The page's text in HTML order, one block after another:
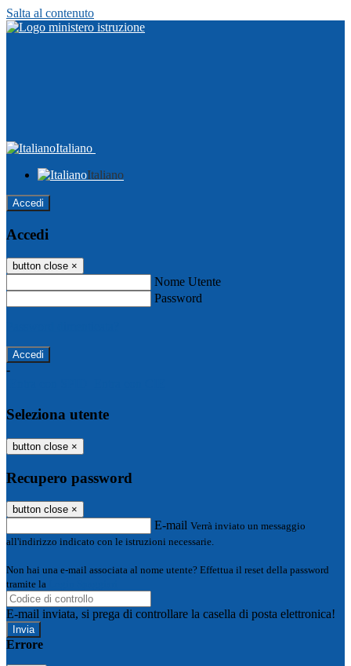
Salta al contenuto
Italiano
Italiano
Accedi
Accedi
button close ×
Nome Utente
Password
-
Seleziona utente
button close ×
Recupero password
button close ×
E-mail Verrà inviato un messaggio
all'indirizzo indicato con le istruzioni necessarie.
Non hai una e-mail associata al nome utente? Effettua il reset della password
tramite la
E-mail inviata, si prega di controllare la casella di posta elettronica!
Errore